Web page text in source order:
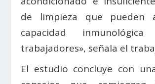
de limpieza que pueden
capacidad
trabajadores», señala el
El estudio concluye con